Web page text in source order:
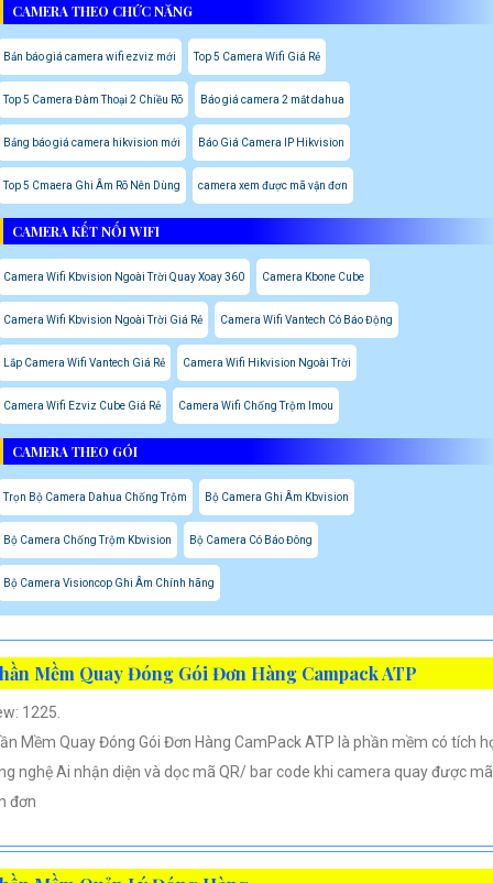
CAMERA THEO CHỨC NĂNG
Bản báo giá camera wifi ezviz mới Top 5 Camera Wifi Giá Rẻ
Top 5 Camera Đàm Thoại 2 Chiều Rõ Báo giá camera 2 mắt dahua
Bảng báo giá camera hikvision mới Báo Giá Camera IP Hikvision
Top 5 Cmaera Ghi Âm Rõ Nên Dùng camera xem được mã vận đơn
CAMERA KẾT NỐI WIFI
Camera Wifi Kbvision Ngoài Trời Quay Xoay 360 Camera Kbone Cube
Camera Wifi Kbvision Ngoài Trời Giá Rẻ Camera Wifi Vantech Có Báo Động
Lắp Camera Wifi Vantech Giá Rẻ Camera Wifi Hikvision Ngoài Trời
Camera Wifi Ezviz Cube Giá Rẻ Camera Wifi Chống Trộm Imou
CAMERA THEO GÓI
Trọn Bộ Camera Dahua Chống Trộm Bộ Camera Ghi Âm Kbvision
Bộ Camera Chống Trộm Kbvision Bộ Camera Có Báo Đông
Bộ Camera Visioncop Ghi Âm Chính hãng
Mềm Quay Đóng Gói Đơn Hàng Campack ATP
1225.
Mềm Quay Đóng Gói Đơn Hàng CamPack ATP là phần mềm có tích
nghệ Ai nhận diện và dọc mã QR/ bar code khi camera quay được mã
đơn